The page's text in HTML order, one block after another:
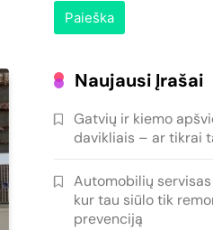
Naujausi Įrašai
Gatvių ir kiemo
davikliais – ar tikrai
Automobilių
kur tau siūlo tik
prevenciją